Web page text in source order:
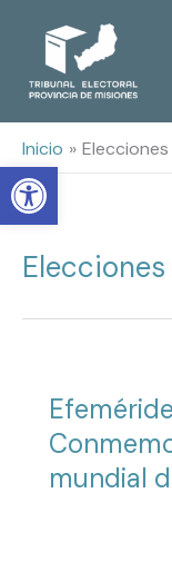
Open toolbar
Inicio
mundial